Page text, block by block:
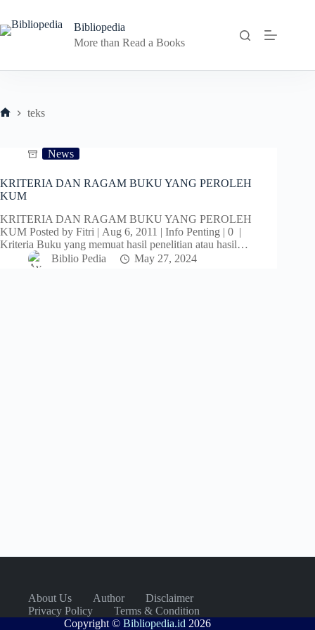
content
Bibliopedia
More than Read a Books
teks
News
KRITERIA DAN RAGAM BUKU YANG PEROLEH
KUM
KRITERIA DAN RAGAM BUKU YANG PEROLEH
KUM Posted by Fitri | Aug 6, 2011 | Info Penting | 0 |
Kriteria Buku yang memuat hasil penelitian atau hasil…
Biblio Pedia
May 27, 2024
About Us Author
Disclaimer
Privacy Policy
Terms & Condition
Copyright © Bibliopedia.id 2026